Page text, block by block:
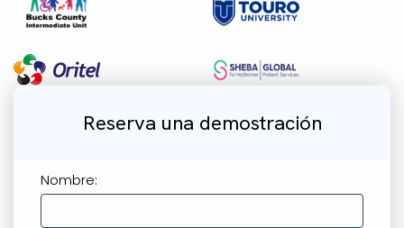
Reserva una demostración
Nombre: